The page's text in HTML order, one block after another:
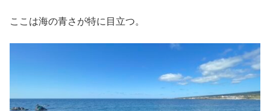
ここは海の青さが特に目立つ。